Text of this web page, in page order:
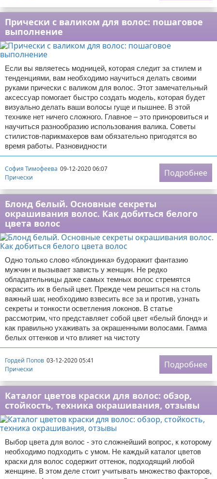
Прически с валиком для волос: пошаговое
выполнение
Если вы являетесь модницей, которая следит за стилем и
тенденциями, вам необходимо научиться делать своими
руками прически с валиком для волос. Этот замечательный
аксессуар помогает быстро создать модель, которая будет
визуально делать ваши волосы гуще и пышнее. В этой
технике нет ничего сложного. Главное – это приноровиться и
научиться разнообразию использования валика. Советы
стилистов-парикмахеров вам обязательно пригодятся во
время работы. Разновидности
София Тимофеева 09-12-2020 06:07
Прически
Подробнее
Блонд белый. Основные секреты
окрашивания волос. Как добиться белого
цвета волос
Одно только слово «блондинка» будоражит фантазию
мужчин и вызывает зависть у женщин. Не редко
обладательницы даже самых темных волос стремятся
окрасить их в белый цвет. Прежде чем решиться на столь
важный шаг, необходимо взвесить все за и против, узнать
секреты и тонкости осветления локонов. В статье
рассмотрим, что представляет собой цвет «белый блонд» и
как правильно ухаживать за окрашенными волосами. Гамма
белых оттенков и что влияет на чистоту
Гордей Попов 03-12-2020 05:41
Прически
Подробнее
Каталог цветов краски для волос: обзор,
стойкость, техника окрашивания, отзывы
Выбор цвета для волос - это сложнейший вопрос, к которому
необходимо подходить с умом. Не каждый каталог цветов
краски для волос содержит оттенок, подходящий любой
женщине. В этом деле стоит учитывать множество факторов,